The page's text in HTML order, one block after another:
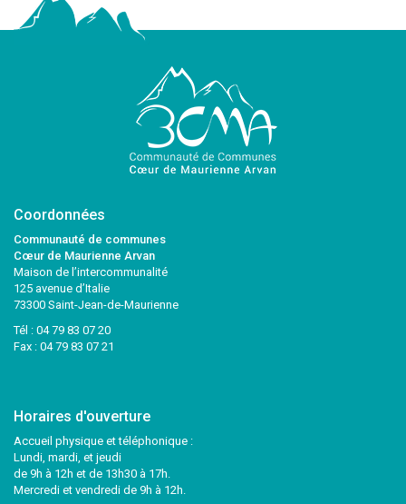
Coordonnées
Communauté de communes
Cœur de Maurienne Arvan
Maison de l’intercommunalité
125 avenue d’Italie
73300 Saint-Jean-de-Maurienne
Tél : 04 79 83 07 20
Fax : 04 79 83 07 21
Horaires d'ouverture
Accueil physique et téléphonique :
Lundi, mardi, et jeudi
de 9h à 12h et de 13h30 à 17h.
Mercredi et vendredi de 9h à 12h.